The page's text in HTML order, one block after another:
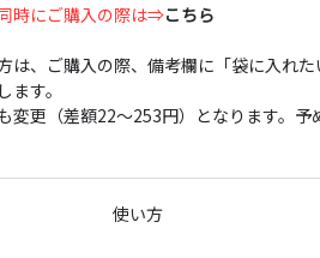
時にご購入の際は⇒こちら
、ご購入の際、備考欄に「袋に入れ
す。
変更（差額22～253円）となります。
使い方